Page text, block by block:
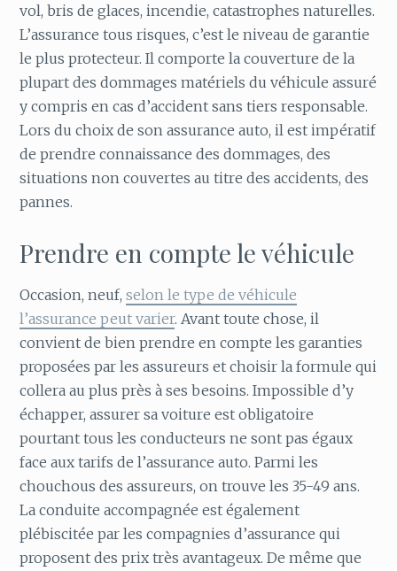
vol, bris de glaces, incendie, catastrophes naturelles.
L’assurance tous risques, c’est le niveau de garantie
le plus protecteur. Il comporte la couverture de la
plupart des dommages matériels du véhicule assuré
y compris en cas d’accident sans tiers responsable.
Lors du choix de son assurance auto, il est impératif
de prendre connaissance des dommages, des
situations non couvertes au titre des accidents, des
pannes.
Prendre en compte le véhicule
Occasion, neuf,selon le type de véhicule
l’assurance peut varier. Avant toute chose, il
convient de bien prendre en compte les garanties
proposées par les assureurs et choisir la formule qui
collera au plus près à ses besoins. Impossible d’y
échapper, assurer sa voiture est obligatoire
pourtant tous les conducteurs ne sont pas égaux
face aux tarifs de l’assurance auto. Parmi les
chouchous des assureurs, on trouve les 35-49 ans.
La conduite accompagnée est également
plébiscitée par les compagnies d’assurance qui
proposent des prix très avantageux. De même que